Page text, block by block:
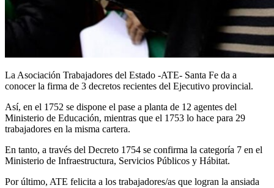
La Asociación Trabajadores del Estado -ATE- Santa Fe da a
conocer la firma de 3 decretos recientes del Ejecutivo provincial.
Así, en el 1752 se dispone el pase a planta de 12 agentes del
Ministerio de Educación, mientras que el 1753 lo hace para 29
trabajadores en la misma cartera.
En tanto, a través del Decreto 1754 se confirma la categoría 7 en el
Ministerio de Infraestructura, Servicios Públicos y Hábitat.
Por último, ATE felicita a los trabajadores/as que logran la ansiada